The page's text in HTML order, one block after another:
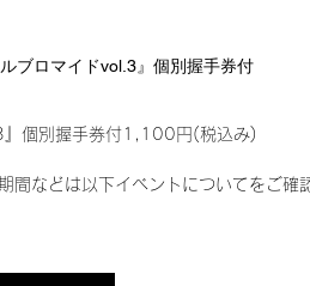
ブロマイドvol.3』個別握手券付
』個別握手券付1,100円(税込み)
間などは以下イベントについてをご確